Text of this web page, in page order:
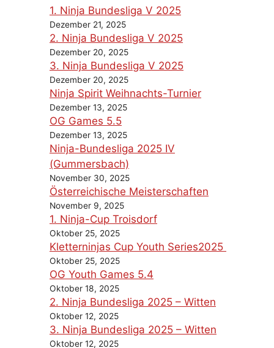
1. Ninja Bundesliga V 2025
Dezember 21, 2025
2. Ninja Bundesliga V 2025
Dezember 20, 2025
3. Ninja Bundesliga V 2025
Dezember 20, 2025
Ninja Spirit Weihnachts-Turnier
Dezember 13, 2025
OG Games 5.5
Dezember 13, 2025
Ninja-Bundesliga 2025 IV
(Gummersbach)
November 30, 2025
Österreichische Meisterschaften
November 9, 2025
1. Ninja-Cup Troisdorf
Oktober 25, 2025
Kletterninjas Cup Youth Series2025
Oktober 25, 2025
OG Youth Games 5.4
Oktober 18, 2025
2. Ninja Bundesliga 2025 – Witten
Oktober 12, 2025
3. Ninja Bundesliga 2025 – Witten
Oktober 12, 2025